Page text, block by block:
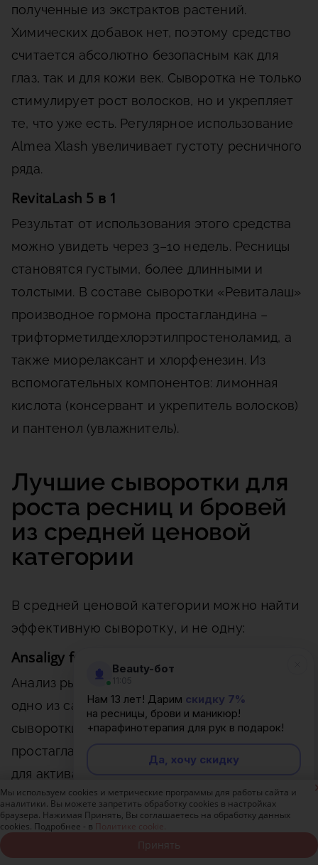
полученные из экстрактов растений.
Химических добавок нет, поэтому средство
считается абсолютно безопасным как для
глаз, так и для кожи век. Сыворотка не только
стимулирует рост волосков, но и укрепляет
те, что уже есть. Регулярное использование
Almea Xlash увеличивает густоту ресничного
ряда.
RevitaLash 5 в 1
Результат от использования этого средства
можно увидеть через 3–10 недель. Ресницы
становятся густыми, более длинными и
толстыми. В составе сыворотки «Ревиталаш»
производное гормона простагландина –
трифторметилдехлорэтилпростеноламид, а
также миорелаксант и хлорфенезин. Из
вспомогательных компонентов: лимонная
кислота (консервант и укрепитель волосков)
и пантенол (увлажнитель).
Лучшие сыворотки для
роста ресниц и бровей
из средней ценовой
категории
В средней ценовой категории можно найти
эффективную сыворотку, и не одну:
Ansaligy for You
Анализ рынка показывает, что это средство –
одно из самых действенных. В составе
сыворотки – производное гормона
простагландина. Его используют не только
для активации роста волосков, но и для
лечения глаукомы. Хотя препарат считается
очень эффективным, но в его составе есть
компоненты, которые вызывают сомнение,
Beauty-бот
11:05
Нам 13 лет! Дарим скидку 7%
на ресницы, брови и маникюр!
+парафинотерапия для рук в подарок!
Да, хочу скидку
Неинтересно
Мы используем cookies и метрические программы для работы сайта и
аналитики. Вы можете запретить обработку cookies в настройках
браузера. Нажимая Принять, Вы соглашаетесь на обработку данных
cookies. Подробнее - в Политике cookie.
Принять